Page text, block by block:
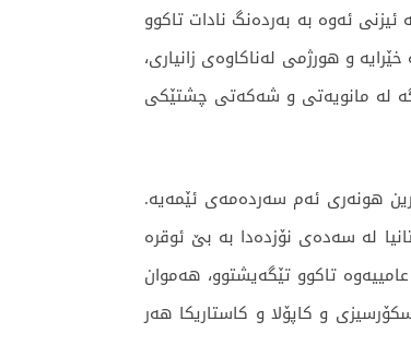
ئەوە بە بەردەنگ نادات تاکوو
و هورژمی لەناکاوەی زانیاری،
لە مانویەتی و شەکەتی چشتێکی
هونەری ئەم سەردەمەی ئێمەیە.
لە سەدەی نۆزدەدا بە بێ ئوقرە
تاکوو تێگەیشتوو، هەموان
و کاپۆلا و کاستاریکا هەر